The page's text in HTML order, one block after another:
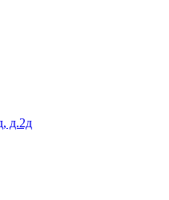
д.2д